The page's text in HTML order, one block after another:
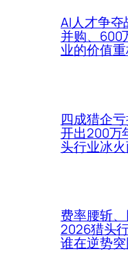
AI人才争夺
并购、600
业的价值
四成猎企
开出200万
头行业冰
费率腰斩、
2026猎头
谁在逆势突